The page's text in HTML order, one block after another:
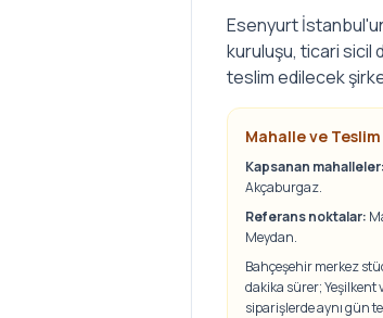
Esenyurt
kuruluşu, ticari sicil
teslim edilecek
Mahalle ve Teslim
Kapsanan mahalleler:
Akçaburgaz.
Referans noktalar:
Meydan.
Bahçeşehir merkez
dakika sürer; Yeşilkent
siparişlerde aynı gün